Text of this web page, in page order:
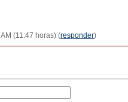
(11:47 horas) (responder)